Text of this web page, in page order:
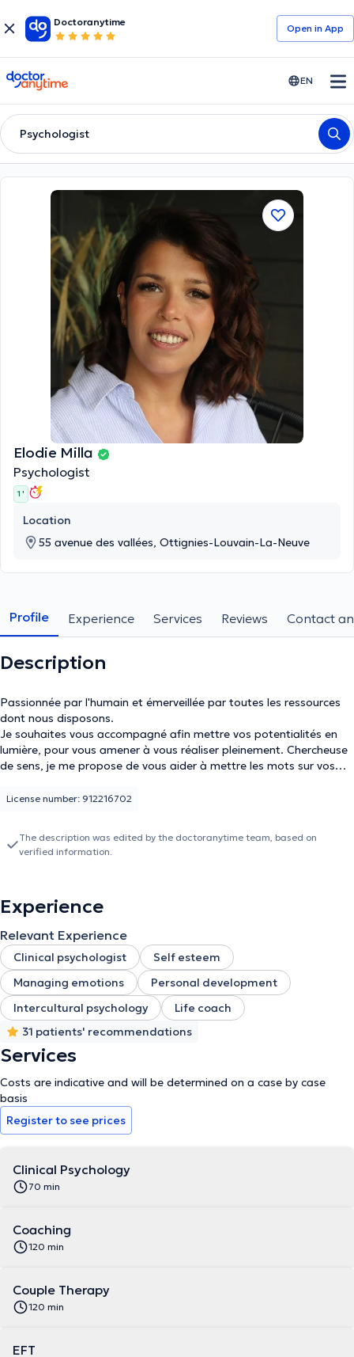
Doctoranytime
Open in Αpp
doctoranytime EN
Psychologist
Elodie Milla
Psychologist
1 '
Location
55 avenue des vallées, Ottignies-Louvain-La-Neuve
Profile Experience Services Reviews Contact
Description
Passionnée par l'humain et émerveillée par toutes les ressources
dont nous disposons.
Je souhaites vous accompagné afin mettre vos potentialités en
lumière, pour vous amener à vous réaliser pleinement. Chercheuse
de sens, je me propose de vous aider à mettre les mots sur vos
Freud disait: " le corps souffre de ce que les mots n'ont jamais su
De nature empathique et Bienveillante, je souhaites mettre mon
être au service des autres.
- EFT
- Coaching
Chaque être humain est unique, résiliant, créatif et créateur. Je
propose donc des suivis individualisés alliant différents outils afin
de vous accompagner au mieux.
Que vous souhaitez vous soignez, mieux vous comprendre ou tout
simplement clore les cycles qui vous font souffrir. « Il y a des
compréhension qui ne sont pas accessible par l’intelligence mais
uniquement par la sensibilité »
License number: 912216702
The description was edited by the doctoranytime team, based on
verified information.
Experience
Relevant Experience
Clinical psychologist
Self esteem
Managing emotions
Personal development
Intercultural psychology
Life coach
31 patients' recommendations
Services
Costs are indicative and will be determined on a case by case
basis
Register to see prices
Clinical Psychology
70 min
Coaching
120 min
Couple Therapy
120 min
EFT